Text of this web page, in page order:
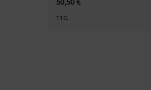
50,50 €
11G